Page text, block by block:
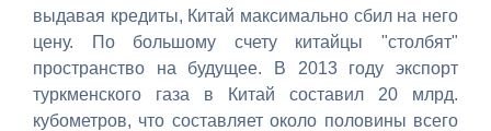
выдавая кредиты, Китай максимально сбил на него
цену. По большому счету китайцы "столбят"
пространство на будущее. В 2013 году экспорт
туркменского газа в Китай составил 20 млрд.
кубометров, что составляет около половины всего